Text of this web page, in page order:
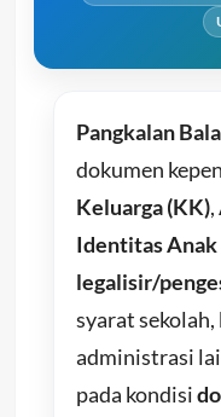
Pangkalan
dokumen
Keluarga (KK),
Identitas Anak
legalisir/
syarat sekolah,
administrasi
pada kondisi